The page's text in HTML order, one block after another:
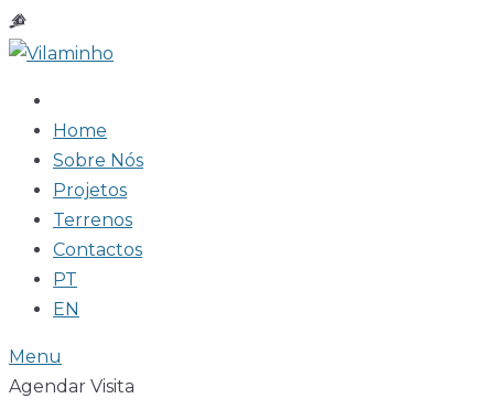
Skip
Home
Sobre Nós
Projetos
Terrenos
Contactos
PT
EN
Menu
Agendar Visita